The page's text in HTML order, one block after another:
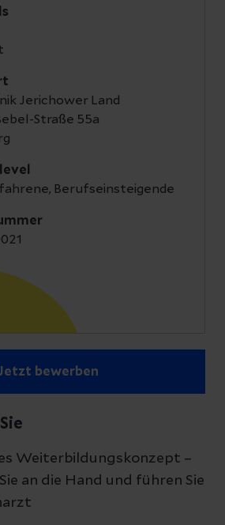
Jerichower Land
Straße 55a
Berufseinsteigende
bewerben
Weiterbildungskonzept –
an die Hand und führen Sie